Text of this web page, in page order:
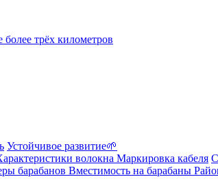
трёх километров
Устойчивое развитие🌱
волокна Маркировка кабеля
барабанов Вместимость на барабаны